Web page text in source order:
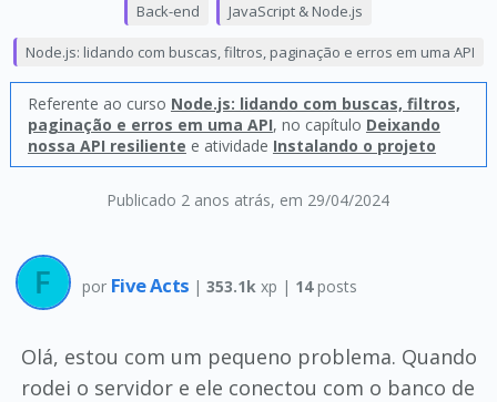
Publicado 2 anos atrás, em 29/04/2024
Back-end JavaScript & Node.js
Node.js: lidando com buscas, filtros, paginação e erros em uma API
Referente ao curso Node.js: lidando com buscas, filtros,
paginação e erros em uma API, no capítulo Deixando
nossa API resiliente e atividade Instalando o projeto
por Five Acts | 353.1k xp | 14posts
Olá, estou com um pequeno problema. Quando
rodei o servidor e ele conectou com o banco de